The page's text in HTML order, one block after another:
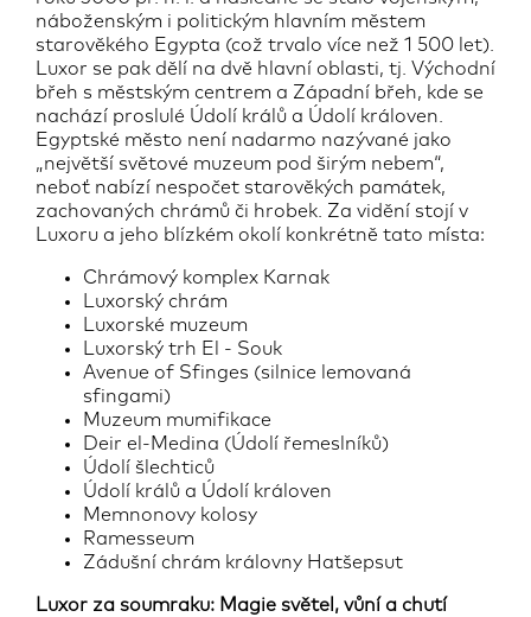
náboženským i politickým hlavním městem
starověkého Egypta (což trvalo více než 1 500 let).
Luxor se pak dělí na dvě hlavní oblasti, tj. Východní
břeh s městským centrem a Západní břeh, kde se
nachází proslulé Údolí králů a Údolí královen.
Egyptské město není nadarmo nazývané jako
„největší světové muzeum pod širým nebem“,
neboť nabízí nespočet starověkých památek,
zachovaných chrámů či hrobek. Za vidění stojí v
Luxoru a jeho blízkém okolí konkrétně tato místa:
Chrámový komplex Karnak
Luxorský chrám
Luxorské muzeum
Luxorský trh El - Souk
Avenue of Sfinges (silnice lemovaná
sfingami)
Muzeum mumifikace
Deir el-Medina (Údolí řemeslníků)
Údolí šlechticů
Údolí králů a Údolí královen
Memnonovy kolosy
Ramesseum
Zádušní chrám královny Hatšepsut
Luxor za soumraku: Magie světel, vůní a chutí